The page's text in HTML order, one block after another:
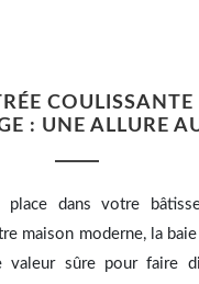
: UNE ALLURE
place dans votre
maison moderne, la
valeur sûre pour faire